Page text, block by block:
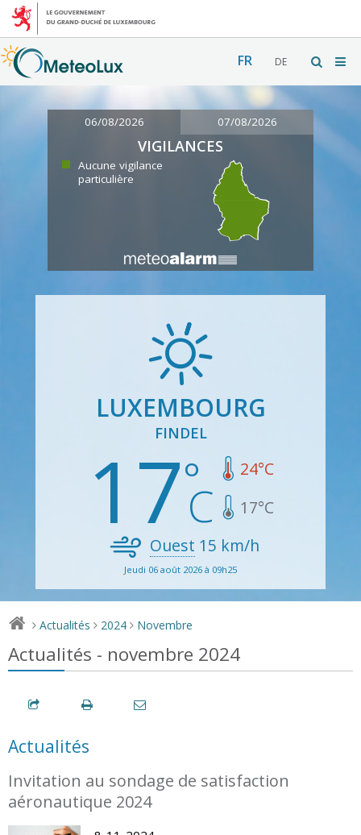
FR DE
06/08/2026 07/08/2026
VIGILANCES
Aucune vigilance
particulière
LUXEMBOURG
FINDEL
17 24°C
17°C
Ouest 15 km/h
Jeudi 06 août 2026 à 09h25
> Actualités > 2024 > Novembre
Actualités - novembre 2024
Actualités
Invitation au sondage de satisfaction
aéronautique 2024